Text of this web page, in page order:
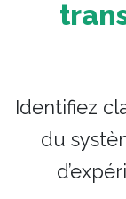
Identifiez
du